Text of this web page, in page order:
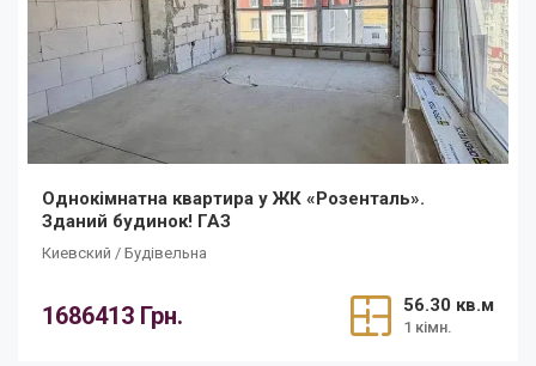
Однокімнатна квартира у ЖК «Розенталь».
Зданий будинок! ГАЗ
Киевский / Будівельна
1686413 Грн. 56.30 кв.м
1 кімн.